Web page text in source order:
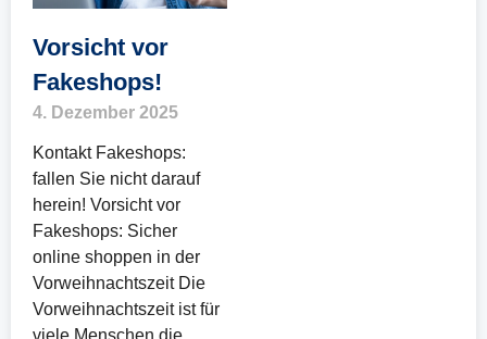
Vorsicht vor
Fakeshops!
4. Dezember 2025
Kontakt Fakeshops:
fallen Sie nicht darauf
herein! Vorsicht vor
Fakeshops: Sicher
online shoppen in der
Vorweihnachtszeit Die
Vorweihnachtszeit ist für